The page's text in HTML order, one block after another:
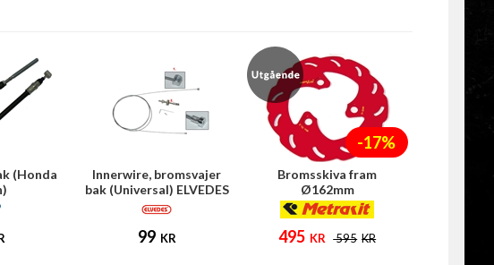
(Honda
Innerwire, bromsvajer
bak (Universal) ELVEDES
99 KR
-17%
Bromsskiva fram
Ø162mm
(Honda/Kymco)
495 KR 595 KR